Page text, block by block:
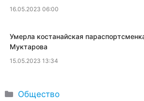
16.05.2023 06:00
​Умерла костанайская
Муктарова
15.05.2023 13:34
Рубрики
Общество